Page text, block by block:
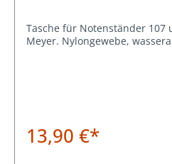
Tasche für Notenständer 107
Meyer. Nylongewebe,
13,90 €*